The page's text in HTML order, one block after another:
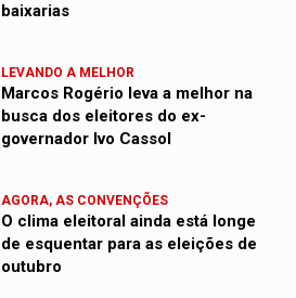
baixarias
LEVANDO A MELHOR
Marcos Rogério leva a melhor na
busca dos eleitores do ex-
governador Ivo Cassol
AGORA, AS CONVENÇÕES
O clima eleitoral ainda está longe
de esquentar para as eleições de
outubro